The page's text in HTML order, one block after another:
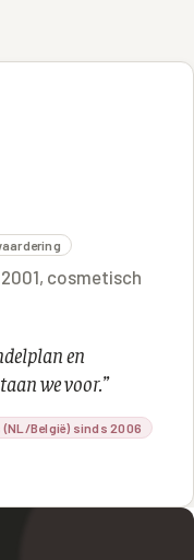
2001, cosmetisch
en
we voor.”
België) sinds 2006